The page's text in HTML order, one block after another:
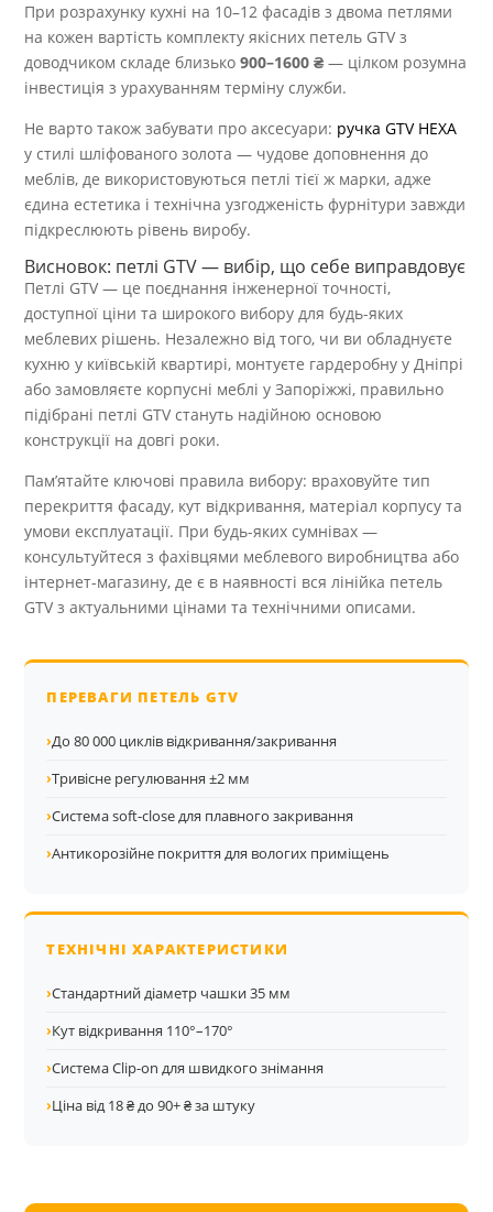
При розрахунку кухні на 10–12 фасадів з двома петлями
на кожен вартість комплекту якісних петель GTV з
доводчиком складе близько900–1600 ₴ — цілком розумна
інвестиція з урахуванням терміну служби.
Не варто також забувати про аксесуари: ручка GTV HEXA
у стилі шліфованого золота — чудове доповнення до
меблів, де використовуються петлі тієї ж марки, адже
єдина естетика і технічна узгодженість фурнітури завжди
підкреслюють рівень виробу.
Висновок: петлі GTV — вибір, що себе виправдовує
Петлі GTV — це поєднання інженерної точності,
доступної ціни та широкого вибору для будь-яких
меблевих рішень. Незалежно від того, чи ви обладнуєте
кухню у київській квартирі, монтуєте гардеробну у Дніпрі
або замовляєте корпусні меблі у Запоріжжі, правильно
підібрані петлі GTV стануть надійною основою
конструкції на довгі роки.
Пам’ятайте ключові правила вибору: враховуйте тип
перекриття фасаду, кут відкривання, матеріал корпусу та
умови експлуатації. При будь-яких сумнівах —
консультуйтеся з фахівцями меблевого виробництва або
інтернет-магазину, де є в наявності вся лінійка петель
GTV з актуальними цінами та технічними описами.
ПЕРЕВАГИ ПЕТЕЛЬ GTV
›До 80 000 циклів відкривання/закривання
›Тривісне регулювання ±2 мм
›Система soft-close для плавного закривання
›Антикорозійне покриття для вологих приміщень
ТЕХНІЧНІ ХАРАКТЕРИСТИКИ
›Стандартний діаметр чашки 35 мм
›Кут відкривання 110°–170°
›Система Clip-on для швидкого знімання
›Ціна від 18 ₴ до 90+ ₴ за штуку